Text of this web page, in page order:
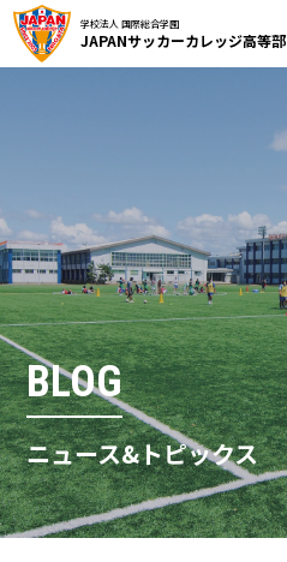
学校法人 国際総合学園
JAPANサッカーカレッジ高等部
BLOG
ニュース&トピックス